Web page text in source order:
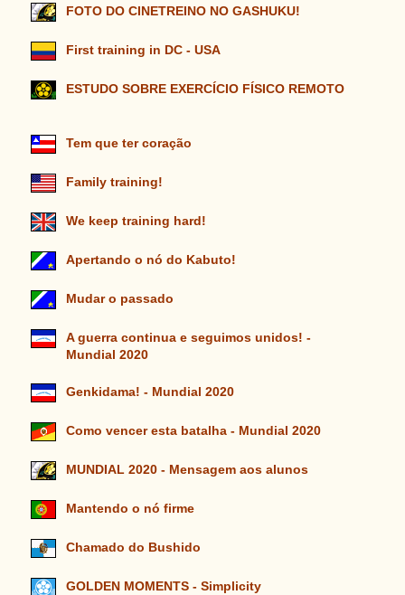
FOTO DO CINETREINO NO GASHUKU!
First training in DC - USA
ESTUDO SOBRE EXERCÍCIO FÍSICO REMOTO
Tem que ter coração
Family training!
We keep training hard!
Apertando o nó do Kabuto!
Mudar o passado
A guerra continua e seguimos unidos! -
Mundial 2020
Genkidama! - Mundial 2020
Como vencer esta batalha - Mundial 2020
MUNDIAL 2020 - Mensagem aos alunos
Mantendo o nó firme
Chamado do Bushido
GOLDEN MOMENTS - Simplicity